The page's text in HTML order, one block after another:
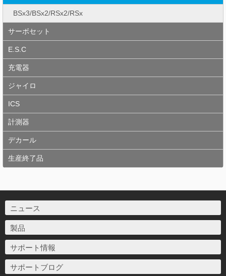
BSx3/BSx2/RSx2/RSx
サーボセット
E.S.C
充電器
ジャイロ
ICS
計測器
デカール
生産終了品
ニュース
製品
サポート情報
サポートブログ